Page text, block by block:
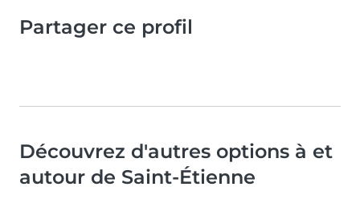
Partager ce profil
Découvrez d'autres options à et
autour de Saint-Étienne